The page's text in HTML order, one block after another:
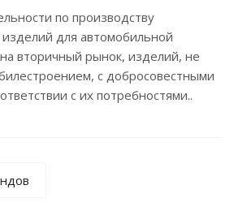
по производству
для автомобильной
вторичный рынок, изделий, не
с добросовестными
с их потребностями..